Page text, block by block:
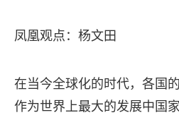
凤凰观点：杨文田
在当今全球化的时代，各国
作为世界上最大的发展中国